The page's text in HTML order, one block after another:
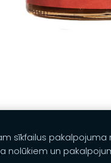
sīkfailus pakalpojuma
nolūkiem un